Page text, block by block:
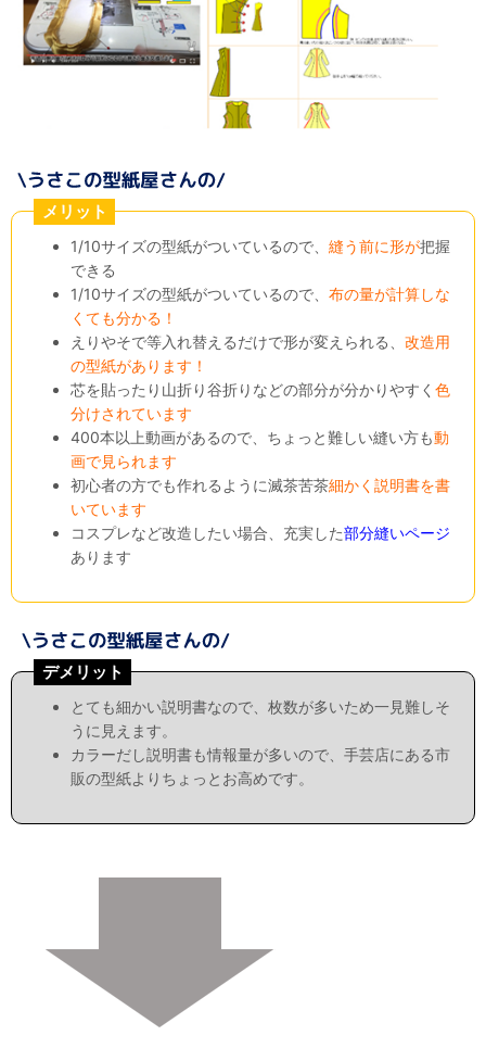
メリット
1/10サイズの型紙がついているので、縫う前に形が把握
できる
1/10サイズの型紙がついているので、布の量が計算しな
くても分かる！
えりやそで等入れ替えるだけで形が変えられる、改造用
の型紙があります！
芯を貼ったり山折り谷折りなどの部分が分かりやすく色
分けされています
400本以上動画があるので、ちょっと難しい縫い方も動
画で見られます
初心者の方でも作れるように滅茶苦茶細かく説明書を書
いています
コスプレなど改造したい場合、充実した部分縫いページ
あります
デメリット
とても細かい説明書なので、枚数が多いため一見難しそ
うに見えます。
カラーだし説明書も情報量が多いので、手芸店にある市
販の型紙よりちょっとお高めです。